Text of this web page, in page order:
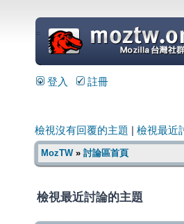
=
登入 註冊
檢視沒有回覆的主題 檢視最近
MozTW» 討論區首頁
檢視最近討論的主題